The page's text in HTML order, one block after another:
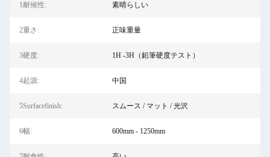
1耐候性: 素晴らしい
2重さ: 正味重量
3硬度: 1H -3H（鉛筆硬度テスト）
4起源: 中国
5Surfacefinish: スムース / マット / 光沢
6幅: 600mm - 1250mm